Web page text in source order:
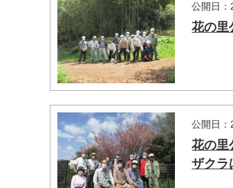
公開日：
花の里
公開日：
花の里
ザクラ
マイメディア検索